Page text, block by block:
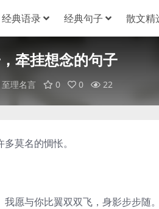
经典语录 经典句子 散文精
牵挂想念的句子
至理名言 0 0 22
莫名的惆怅。
愿与你比翼双双飞，身影步步随